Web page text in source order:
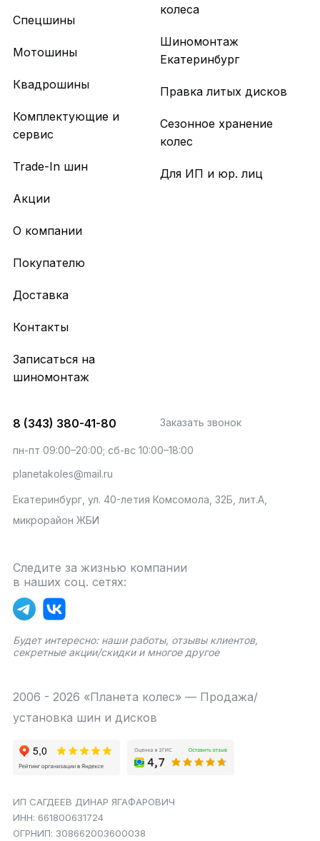
Спецшины
Мотошины
Квадрошины
Комплектующие и
сервис
Trade-In шин
Акции
колеса
Шиномонтаж
Екатеринбург
Правка литых дисков
Сезонное хранение
колес
Для ИП и юр. лиц
О компании
Покупателю
Доставка
Контакты
Записаться на
шиномонтаж
8 (343) 380-41-80 Заказать звонок
пн-пт 09:00–20:00; сб-вс 10:00–18:00
planetakoles@mail.ru
Екатеринбург, ул. 40-летия Комсомола, 32Б, лит.А,
микрорайон ЖБИ
Следите за жизнью компании
в наших соц. сетях:
Будет интересно: наши работы, отзывы клиентов,
секретные акции/скидки и многое другое
2006 - 2026 «Планета колес» — Продажа/
установка шин и дисков
ИП САГДЕЕВ ДИНАР ЯГАФАРОВИЧ
ИНН: 661800631724
ОГРНИП: 308662003600038